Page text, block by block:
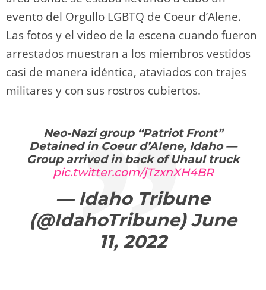
evento del Orgullo LGBTQ de Coeur d’Alene.
Las fotos y el video de la escena cuando fueron
arrestados muestran a los miembros vestidos
casi de manera idéntica, ataviados con trajes
militares y con sus rostros cubiertos.
Neo-Nazi group “Patriot Front”
Detained in Coeur d’Alene, Idaho —
Group arrived in back of Uhaul truck
pic.twitter.com/jTzxnXH4BR
— Idaho Tribune
(@IdahoTribune)June
11, 2022